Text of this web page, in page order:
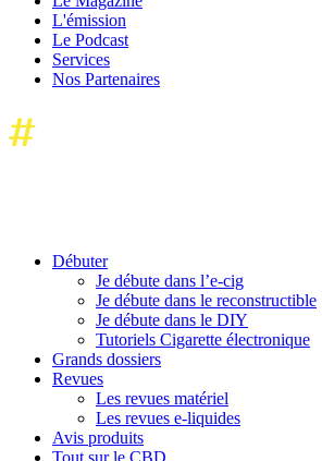
L'émission
Le Podcast
Services
Nos Partenaires
Débuter
Je débute dans l’e-cig
Je débute dans le reconstructible
Je débute dans le DIY
Tutoriels Cigarette électronique
Grands dossiers
Revues
Les revues matériel
Les revues e-liquides
Avis produits
Tout sur le CBD